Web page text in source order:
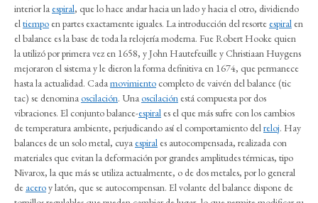
interior la espiral, que lo hace andar hacia un lado y hacia el otro, dividiendo
eltiempo en partes exactamente iguales. La introducción del resorte espiral en
el balance es la base de toda la relojería moderna. Fue Robert Hooke quien
la utilizó por primera vez en 1658, y John Hautefeuille y Christiaan Huygens
mejoraron el sistema y le dieron la forma definitiva en 1674, que permanece
hasta la actualidad. Cadamovimiento completo de vaivén del balance (tic
tac) se denominaoscilación. Unaoscilación está compuesta por dos
vibraciones. El conjunto balance-espiral es el que más sufre con los cambios
de temperatura ambiente, perjudicando así el comportamiento delreloj. Hay
balances de un solo metal, cuya espiral es autocompensada, realizada con
materiales que evitan la deformación por grandes amplitudes térmicas, tipo
Nivarox, la que más se utiliza actualmente, o de dos metales, por lo general
de aceroy latón, que se autocompensan. El volante del balance dispone de